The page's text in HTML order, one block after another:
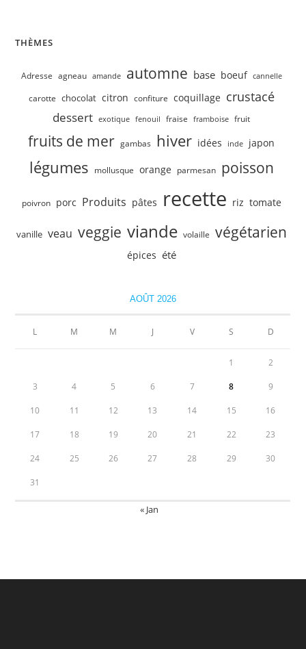
THÈMES
Adresse agneau amande automne base boeuf cannelle
carotte chocolat citron confiture coquillage crustacé
dessert exotique fenouil fraise framboise fruit
fruits de mer gambas hiver idées inde japon
légumes mollusque orange parmesan poisson
poivron porc Produits pâtes recette riz tomate
vanille veau veggie viande volaille végétarien
épices été
AOÛT 2026
L M M J V S D
1 2
3 4 5 6 7 8 9
10 11 12 13 14 15 16
17 18 19 20 21 22 23
24 25 26 27 28 29 30
31
« Jan